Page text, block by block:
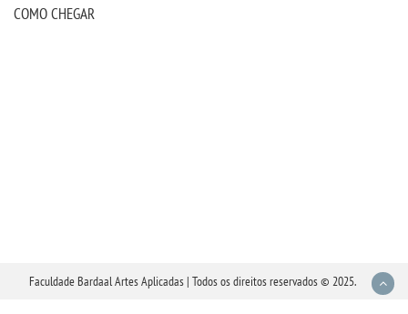
COMO CHEGAR
Faculdade Bardaal Artes Aplicadas | Todos os direitos reservados © 2025.